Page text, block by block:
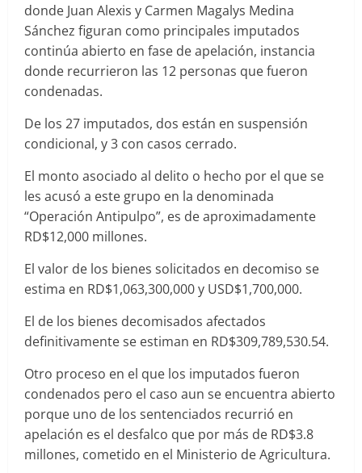
donde Juan Alexis y Carmen Magalys Medina
Sánchez figuran como principales imputados
continúa abierto en fase de apelación, instancia
donde recurrieron las 12 personas que fueron
condenadas.
De los 27 imputados, dos están en suspensión
condicional, y 3 con casos cerrado.
El monto asociado al delito o hecho por el que se
les acusó a este grupo en la denominada
“Operación Antipulpo”, es de aproximadamente
RD$12,000 millones.
El valor de los bienes solicitados en decomiso se
estima en RD$1,063,300,000 y USD$1,700,000.
El de los bienes decomisados afectados
definitivamente se estiman en RD$309,789,530.54.
Otro proceso en el que los imputados fueron
condenados pero el caso aun se encuentra abierto
porque uno de los sentenciados recurrió en
apelación es el desfalco que por más de RD$3.8
millones, cometido en el Ministerio de Agricultura.